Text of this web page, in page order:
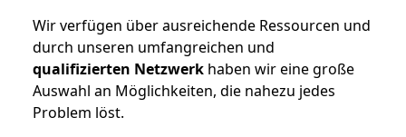
Wir verfügen über ausreichende Ressourcen und
durch unseren umfangreichen und
qualifizierten Netzwerk haben wir eine große
Auswahl an Möglichkeiten, die nahezu jedes
Problem löst.